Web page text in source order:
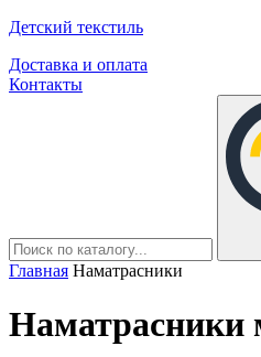
Детский текстиль
Доставка и оплата
Контакты
Главная Наматрасники
Наматрасники